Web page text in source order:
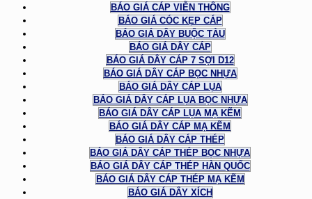
BÁO GIÁ CÁP VIỄN THÔNG
BÁO GIÁ CÓC KẸP CÁP
BÁO GIÁ DÂY BUỘC TÀU
BÁO GIÁ DÂY CÁP
BÁO GIÁ DÂY CÁP 7 SỢI D12
BÁO GIÁ DÂY CÁP BỌC NHỰA
BÁO GIÁ DÂY CÁP LỤA
BÁO GIÁ DÂY CÁP LỤA BỌC NHỰA
BÁO GIÁ DÂY CÁP LỤA MẠ KẼM
BÁO GIÁ DÂY CÁP MẠ KẼM
BÁO GIÁ DÂY CÁP THÉP
BÁO GIÁ DÂY CÁP THÉP BỌC NHỰA
BÁO GIÁ DÂY CÁP THÉP HÀN QUỐC
BÁO GIÁ DÂY CÁP THÉP MẠ KẼM
BÁO GIÁ DÂY XÍCH